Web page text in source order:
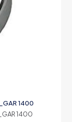
1400
1400